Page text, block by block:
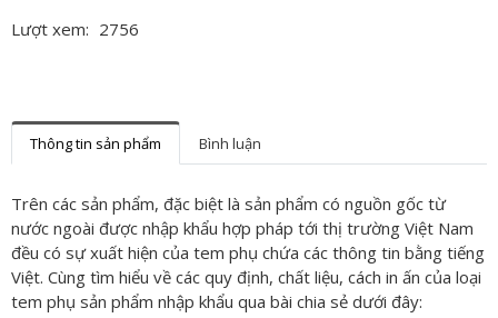
Lượt xem: 2756
Thông tin sản phẩm Bình luận
Trên các sản phẩm, đặc biệt là sản phẩm có nguồn gốc từ
nước ngoài được nhập khẩu hợp pháp tới thị trường Việt Nam
đều có sự xuất hiện của tem phụ chứa các thông tin bằng tiếng
Việt. Cùng tìm hiểu về các quy định, chất liệu, cách in ấn của loại
tem phụ sản phẩm nhập khẩu qua bài chia sẻ dưới đây: